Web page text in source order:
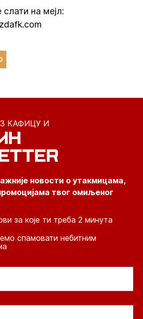
на мејл:
КАФИЦУ И
новости о утакмицама,
твог омиљеног
за које ти треба 2 минута
спамовати небитним